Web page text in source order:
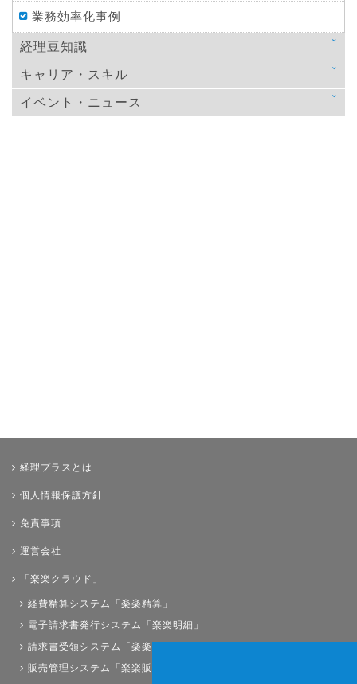
業務効率化事例
経理豆知識
法律
税金
キャリア・スキル
スキルアップ
イベント・ニュース
経理プラスとは
個人情報保護方針
免責事項
運営会社
「楽楽クラウド」
経費精算システム「楽楽精算」
電子請求書発行システム「楽楽明細」
請求書受領システム「楽楽請求」
販売管理システム「楽楽販売」